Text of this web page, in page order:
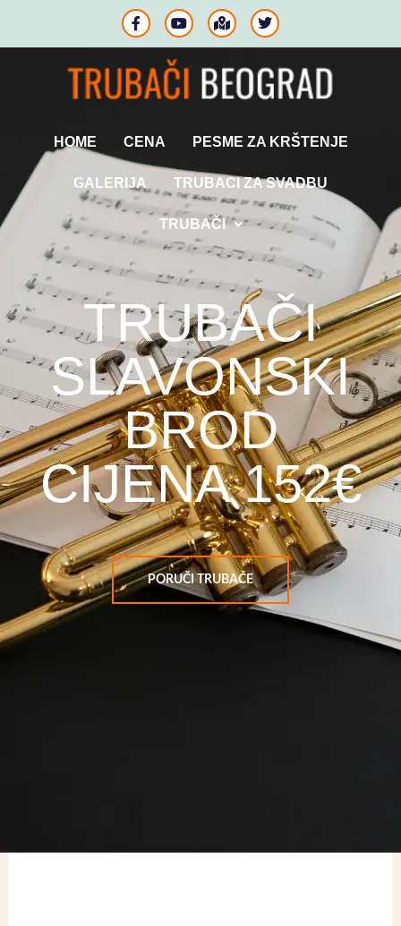
HOME CENA PESME ZA KRŠTENJE
GALERIJA TRUBACI ZA SVADBU
TRUBAČI
TRUBAČI
SLAVONSKI
BROD
CIJENA 152€
PORUČI TRUBAČE